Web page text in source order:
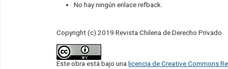
No hay ningún enlace refback.
Copyright (c) 2019 Revista Chilena de Derecho Privado
Este obra está bajo una licencia de Creative Commons